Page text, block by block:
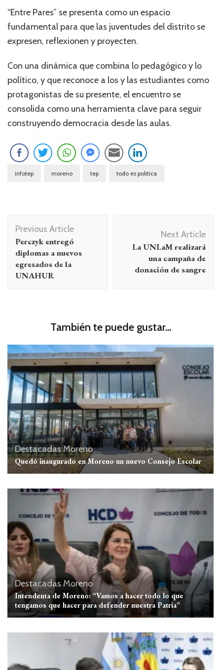
“Entre Pares” se presenta como un espacio
fundamental para que las juventudes del distrito se
expresen, reflexionen y proyecten.
Con una dinámica que combina lo pedagógico y lo
político, y que reconoce a los y las estudiantes como
protagonistas de su presente, el encuentro se
consolida como una herramienta clave para seguir
construyendo democracia desde las aulas.
infotep moreno tep todo es politica
Navegación
de
entradas
Previous Article
Perczyk entregó
diplomas a nuevos
egresados de la
UNAHUR
Next Article
La UNLaM realizará
una campaña de
donación de sangre
También te puede gustar...
DestacadasMoreno
Quedó inaugurado en Moreno un nuevo Consejo Escolar
DestacadasMoreno
Intendenta de Moreno: “Vamos a hacer todo lo que
tengamos que hacer para defender nuestra Patria”